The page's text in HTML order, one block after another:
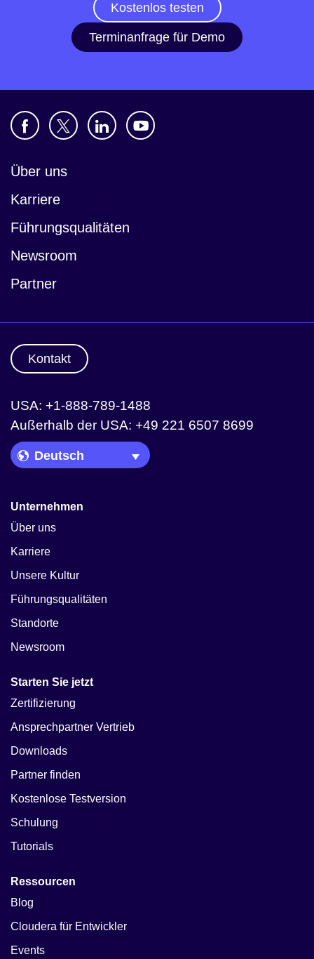
Kostenlos testen
Terminanfrage für Demo
Über uns
Karriere
Führungsqualitäten
Newsroom
Partner
Kontakt
USA: +1-888-789-1488
Außerhalb der USA: +49 221 6507 8699
Language Picker
Unternehmen
Über uns
Karriere
Unsere Kultur
Führungsqualitäten
Standorte
Newsroom
Starten Sie jetzt
Zertifizierung
Ansprechpartner Vertrieb
Downloads
Partner finden
Kostenlose Testversion
Schulung
Tutorials
Ressourcen
Blog
Cloudera für Entwickler
Events